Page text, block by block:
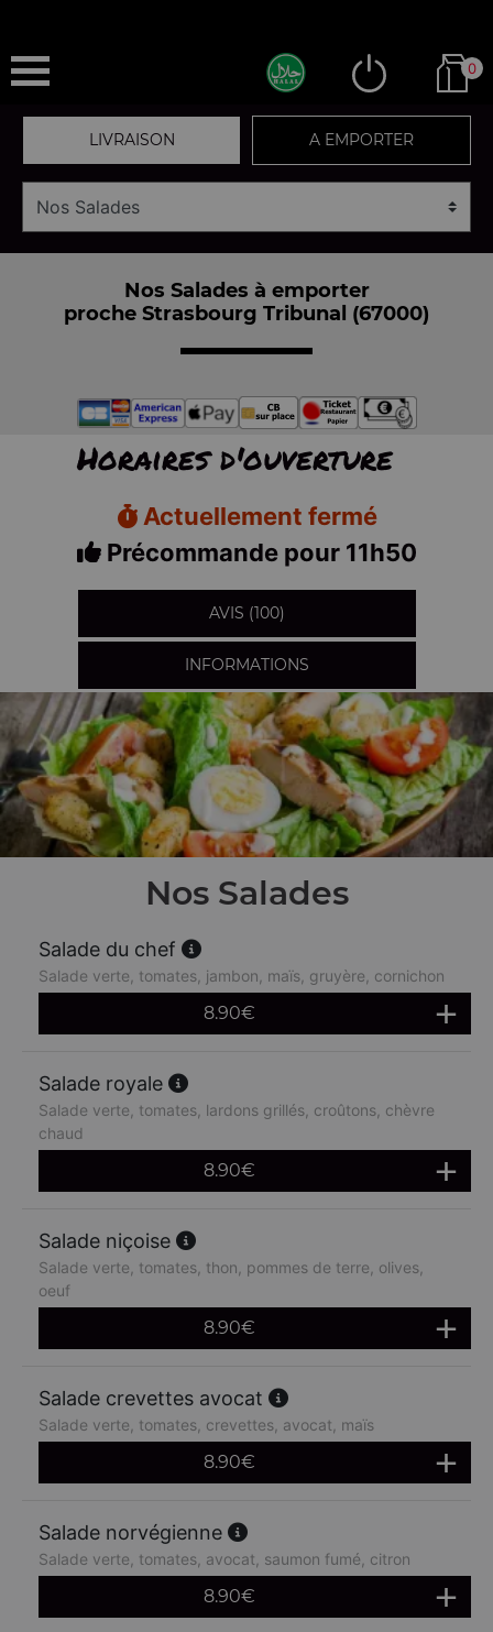
0
LIVRAISON A EMPORTER
Nos Salades à emporter
proche Strasbourg Tribunal (67000)
Horaires d'ouverture
Actuellement fermé
Précommande pour 11h50
AVIS (100)
INFORMATIONS
Nos Salades
Salade du chef
Salade verte, tomates, jambon, maïs, gruyère, cornichon
8.90€
Salade royale
Salade verte, tomates, lardons grillés, croûtons, chèvre
chaud
8.90€
Salade niçoise
Salade verte, tomates, thon, pommes de terre, olives,
oeuf
8.90€
Salade crevettes avocat
Salade verte, tomates, crevettes, avocat, maïs
8.90€
Salade norvégienne
Salade verte, tomates, avocat, saumon fumé, citron
8.90€